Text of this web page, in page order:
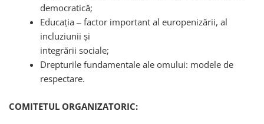
democratică;
Educația ‒ factor important al europenizării, al
incluziunii și
integrării sociale;
Drepturile fundamentale ale omului: modele de
respectare.
COMITETUL ORGANIZATORIC: